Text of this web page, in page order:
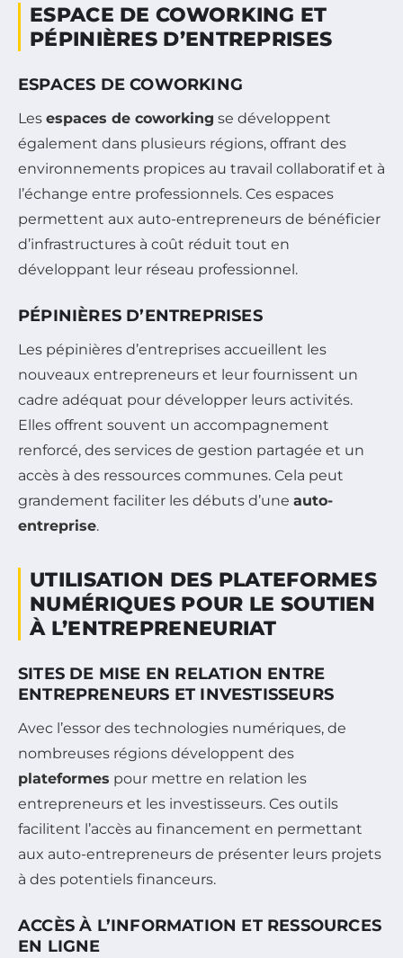
ESPACE DE COWORKING ET
PÉPINIÈRES D’ENTREPRISES
ESPACES DE COWORKING
Les espaces de coworking se développent
également dans plusieurs régions, offrant des
environnements propices au travail collaboratif et à
l’échange entre professionnels. Ces espaces
permettent aux auto-entrepreneurs de bénéficier
d’infrastructures à coût réduit tout en
développant leur réseau professionnel.
PÉPINIÈRES D’ENTREPRISES
Les pépinières d’entreprises accueillent les
nouveaux entrepreneurs et leur fournissent un
cadre adéquat pour développer leurs activités.
Elles offrent souvent un accompagnement
renforcé, des services de gestion partagée et un
accès à des ressources communes. Cela peut
grandement faciliter les débuts d’une auto-
entreprise.
UTILISATION DES PLATEFORMES
NUMÉRIQUES POUR LE SOUTIEN
À L’ENTREPRENEURIAT
SITES DE MISE EN RELATION ENTRE
ENTREPRENEURS ET INVESTISSEURS
Avec l’essor des technologies numériques, de
nombreuses régions développent des
plateformes pour mettre en relation les
entrepreneurs et les investisseurs. Ces outils
facilitent l’accès au financement en permettant
aux auto-entrepreneurs de présenter leurs projets
à des potentiels financeurs.
ACCÈS À L’INFORMATION ET RESSOURCES
EN LIGNE